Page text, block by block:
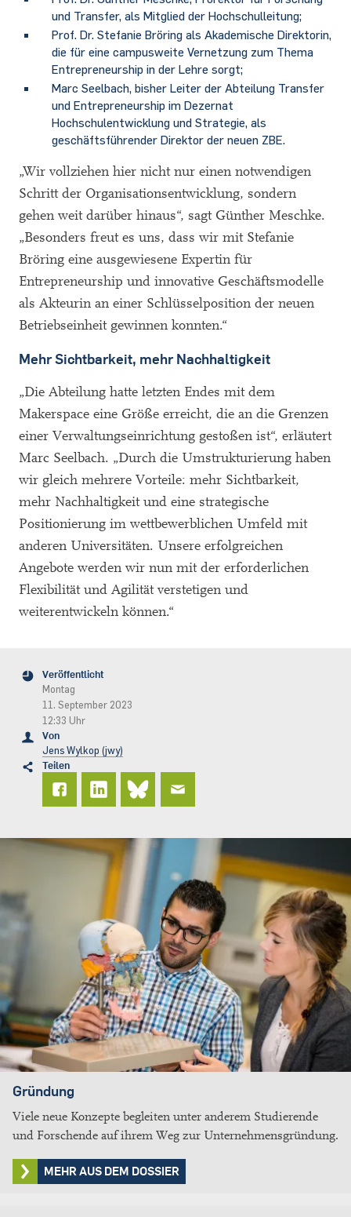
und Transfer, als Mitglied der Hochschulleitung;
Prof. Dr. Stefanie Bröring als Akademische Direktorin,
die für eine campusweite Vernetzung zum Thema
Entrepreneurship in der Lehre sorgt;
Marc Seelbach, bisher Leiter der Abteilung Transfer
und Entrepreneurship im Dezernat
Hochschulentwicklung und Strategie, als
geschäftsführender Direktor der neuen ZBE.
„Wir vollziehen hier nicht nur einen notwendigen
Schritt der Organisationsentwicklung, sondern
gehen weit darüber hinaus“, sagt Günther Meschke.
„Besonders freut es uns, dass wir mit Stefanie
Bröring eine ausgewiesene Expertin für
Entrepreneurship und innovative Geschäftsmodelle
als Akteurin an einer Schlüsselposition der neuen
Betriebseinheit gewinnen konnten.“
Mehr Sichtbarkeit, mehr Nachhaltigkeit
„Die Abteilung hatte letzten Endes mit dem
Makerspace eine Größe erreicht, die an die Grenzen
einer Verwaltungseinrichtung gestoßen ist“, erläutert
Marc Seelbach. „Durch die Umstrukturierung haben
wir gleich mehrere Vorteile: mehr Sichtbarkeit,
mehr Nachhaltigkeit und eine strategische
Positionierung im wettbewerblichen Umfeld mit
anderen Universitäten. Unsere erfolgreichen
Angebote werden wir nun mit der erforderlichen
Flexibilität und Agilität verstetigen und
weiterentwickeln können.“
Veröffentlicht
Montag
11. September 2023
12:33 Uhr
Von
Jens Wylkop (jwy)
Teilen
Gründung
Viele neue Konzepte begleiten unter anderem Studierende
und Forschende auf ihrem Weg zur Unternehmensgründung.
MEHR AUS DEM DOSSIER